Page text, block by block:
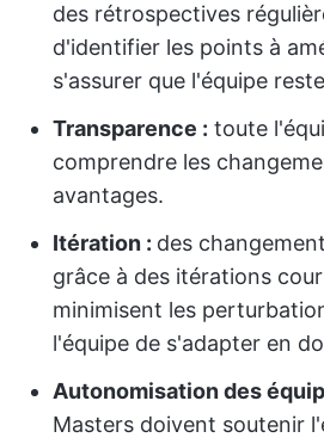
des rétrospectives
d'identifier les points à
s'assurer que l'équipe
Transparence : toute
comprendre les
avantages.
Itération : des
grâce à des itérations
minimisent les
l'équipe de s'adapter en
Autonomisation des
Masters doivent soutenir